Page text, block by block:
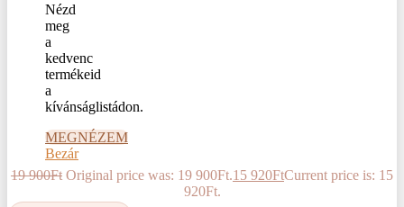
Nézd
meg
a
kedvenc
termékeid
a
kívánságlistádon.
MEGNÉZEM
Bezár
19 900Ft Original price was: 19 900Ft.15 920FtCurrent price is: 15
920Ft.